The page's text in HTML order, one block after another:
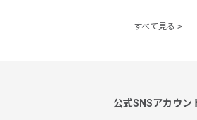
すべて見る
公式SNSアカウン